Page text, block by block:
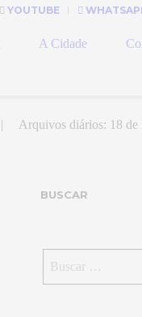
YOUTUBE
A Cidade
Arquivos diários: 18 de
BUSCAR